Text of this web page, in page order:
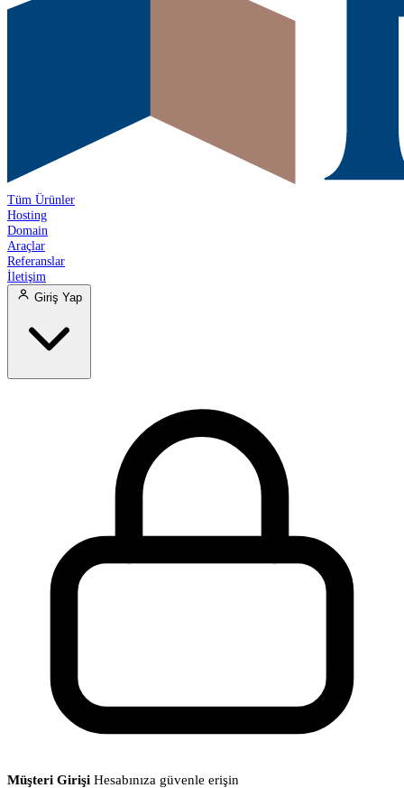
Tüm Ürünler
Hosting
Domain
Araçlar
Referanslar
İletişim
Giriş Yap
Müşteri Girişi Hesabınıza güvenle erişin